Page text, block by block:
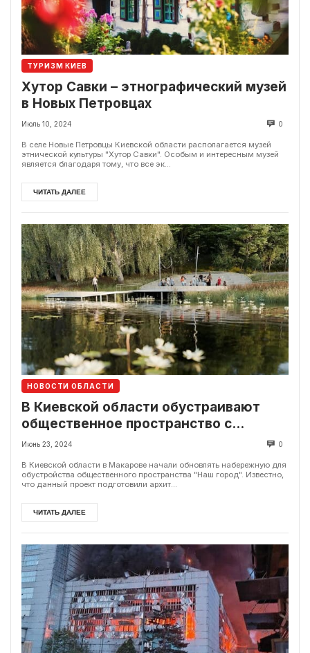
ТУРИЗМ КИЕВ
Хутор Савки – этнографический музей
в Новых Петровцах
Июль 10, 2024 0
В селе Новые Петровцы Киевской области располагается музей
этнической культуры "Хутор Савки". Особым и интересным музей
является благодаря тому, что все эк...
ЧИТАТЬ ДАЛЕЕ
НОВОСТИ ОБЛАСТИ
В Киевской области обустраивают
общественное пространство с
амфитеатром
Июнь 23, 2024 0
В Киевской области в Макарове начали обновлять набережную для
обустройства общественного пространства "Наш город". Известно,
что данный проект подготовили архит...
ЧИТАТЬ ДАЛЕЕ